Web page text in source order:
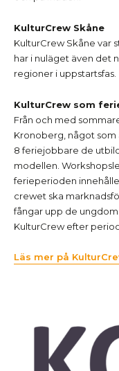
KulturCrew Skåne
KulturCrew Skåne var
har i nuläget även det
regioner i uppstartsfas.
KulturCrew som
Från och med
Kronoberg, något som
8 feriejobbare de
modellen .
ferieperioden
crewet ska
fångar upp de
KulturCrew efter
Läs mer på